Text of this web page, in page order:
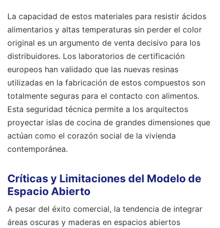
La capacidad de estos materiales para resistir ácidos
alimentarios y altas temperaturas sin perder el color
original es un argumento de venta decisivo para los
distribuidores. Los laboratorios de certificación
europeos han validado que las nuevas resinas
utilizadas en la fabricación de estos compuestos son
totalmente seguras para el contacto con alimentos.
Esta seguridad técnica permite a los arquitectos
proyectar islas de cocina de grandes dimensiones que
actúan como el corazón social de la vivienda
contemporánea.
Críticas y Limitaciones del Modelo de
Espacio Abierto
A pesar del éxito comercial, la tendencia de integrar
áreas oscuras y maderas en espacios abiertos